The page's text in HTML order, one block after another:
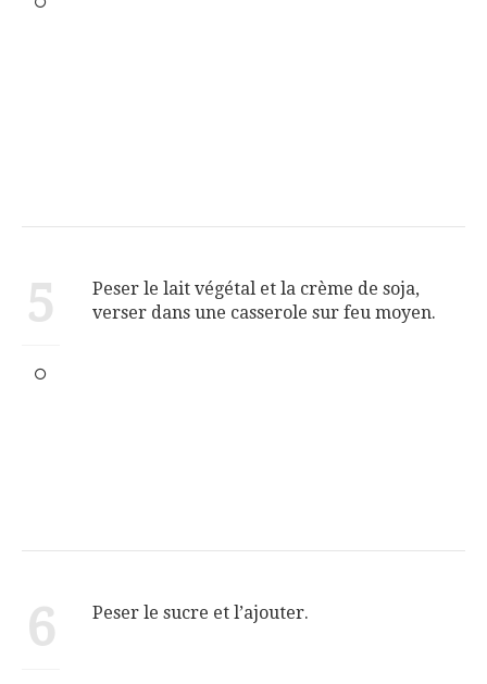
5
Peser le lait végétal et la crème de soja,
verser dans une casserole sur feu moyen.
6 Peser le sucre et l’ajouter.